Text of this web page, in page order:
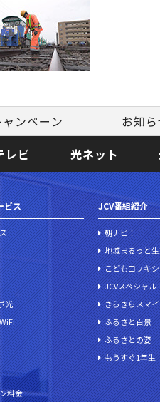
ャンペーン お知ら
レビ
光ネット
ビス
光
料金
JCV番組紹介
朝ナビ！
地域まるっと
こどもコウキ
JCVスペシャル
きらきらスマ
ふるさと百景
ふるさとの姿
もうすぐ1年生